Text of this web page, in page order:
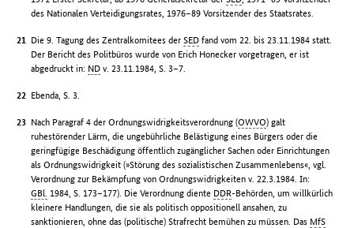
des Nationalen Verteidigungsrates, 1976–89 Vorsitzender des Staatsrates.
Die 9. Tagung des Zentralkomitees derSED fand vom 22. bis 23.11.1984 statt.
Der Bericht des Politbüros wurde von Erich Honecker vorgetragen, er ist
abgedruckt in: ND v. 23.11.1984, S. 3–7.
Ebenda, S. 3.
Nach Paragraf 4 der Ordnungswidrigkeitsverordnung (OWVO) galt
ruhestörender Lärm, die ungebührliche Belästigung eines Bürgers oder die
geringfügige Beschädigung öffentlich zugänglicher Sachen oder Einrichtungen
als Ordnungswidrigkeit (»Störung des sozialistischen Zusammenlebens«, vgl.
Verordnung zur Bekämpfung von Ordnungswidrigkeiten v. 22.3.1984. In:
GBl. 1984, S. 173–177). Die Verordnung diente DDR-Behörden, um willkürlich
kleinere Handlungen, die sie als politisch oppositionell ansahen, zu
sanktionieren, ohne das (politische) Strafrecht bemühen zu müssen. Das MfS